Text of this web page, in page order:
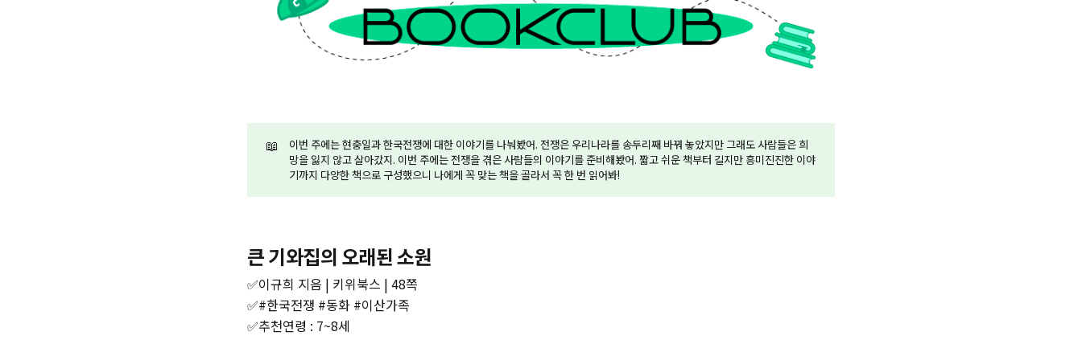
📖
이번 주에는 현충일과 한국전쟁에 대한 이야기를 나눠봤어. 전쟁은 우리나라를 송두리째 바꿔 놓았지만 그래도 사람들은 희
망을 잃지 않고 살아갔지. 이번 주에는 전쟁을 겪은 사람들의 이야기를 준비해봤어. 짧고 쉬운 책부터 길지만 흥미진진한 이야
기까지 다양한 책으로 구성했으니 나에게 꼭 맞는 책을 골라서 꼭 한 번 읽어봐!
큰 기와집의 오래된 소원
✅이규희 지음 | 키위북스 | 48쪽
✅#한국전쟁 #동화 #이산가족
✅추천연령 : 7~8세